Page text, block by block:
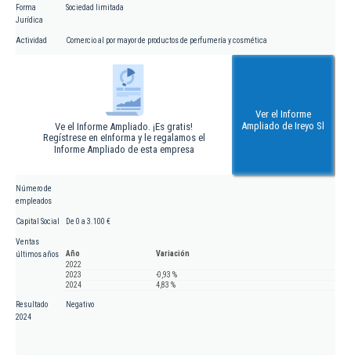
Forma
Jurídica
Sociedad limitada
Actividad Comercio al por mayor de productos de perfumería y cosmética
Ve el Informe Ampliado. ¡Es gratis!
Regístrese en eInforma y le regalamos el
Informe Ampliado de esta empresa
Ver el Informe
Ampliado de Ireyo Sl
Número de
empleados
Capital Social De 0 a 3.100 €
Ventas
últimos años
Año
Variación
2022
2023
-0,93 %
2024
4,83 %
Resultado
2024
Negativo